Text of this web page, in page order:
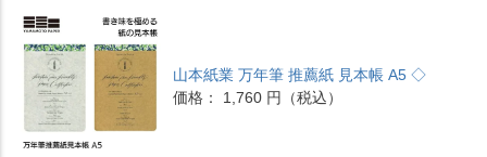
山本紙業 万年筆 推薦紙 見本帳 A5 ◇
価格： 1,760 円（税込）